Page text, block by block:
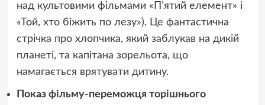
над культовими фільмами «Пʼятий елемент» і
«Той, хто біжить по лезу»). Це фантастична
стрічка про хлопчика, який заблукав на дикій
планеті, та капітана зорельота, що
намагається врятувати дитину.
Показ фільму-переможця торішнього